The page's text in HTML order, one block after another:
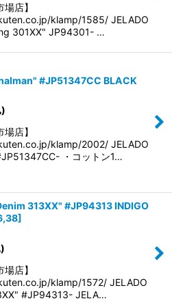
店】
klamp/1585/ JELADO
301XX" JP94301- …
#JP51347CC BLACK
店】
klamp/2002/ JELADO
・コットン1…
313XX" #JP94313 INDIGO
]
店】
klamp/1572/ JELADO
#JP94313- JELA…